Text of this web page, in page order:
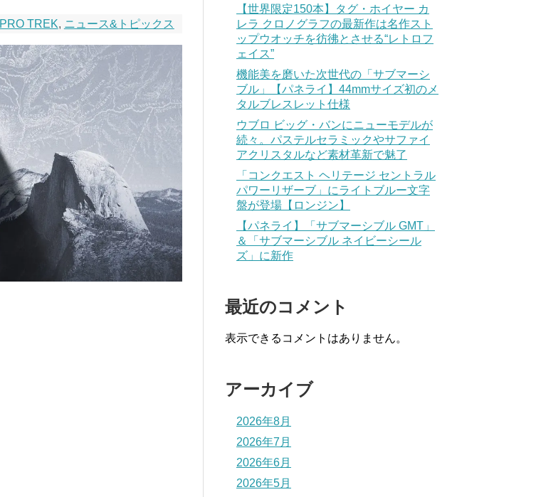
PRO TREK, ニュース&トピックス
【世界限定150本】タグ・ホイヤー カ
レラ クロノグラフの最新作は名作スト
ップウオッチを彷彿とさせる“レトロフ
ェイス”
機能美を磨いた次世代の「サブマーシ
ブル」【パネライ】44mmサイズ初のメ
タルブレスレット仕様
ウブロ ビッグ・バンにニューモデルが
続々。パステルセラミックやサファイ
アクリスタルなど素材革新で魅了
「コンクエスト ヘリテージ セントラル
パワーリザーブ」にライトブルー文字
盤が登場【ロンジン】
【パネライ】「サブマーシブル GMT」
＆「サブマーシブル ネイビーシール
ズ」に新作
最近のコメント
表示できるコメントはありません。
アーカイブ
2026年8月
2026年7月
2026年6月
2026年5月